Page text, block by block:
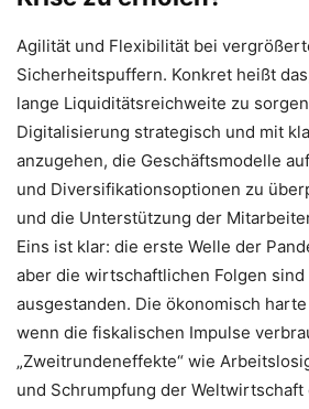
Agilität und Flexibilität bei
Sicherheitspuffern. Konkret heißt
lange Liquiditätsreichweite zu
Digitalisierung strategisch und mit
anzugehen, die Geschäftsmodelle
und Diversifikationsoptionen zu
und die Unterstützung der
Eins ist klar: die erste Welle der
aber die wirtschaftlichen Folgen
ausgestanden. Die ökonomisch
wenn die fiskalischen Impulse
„Zweitrundeneffekte“ wie
und Schrumpfung der Weltwirtschaft